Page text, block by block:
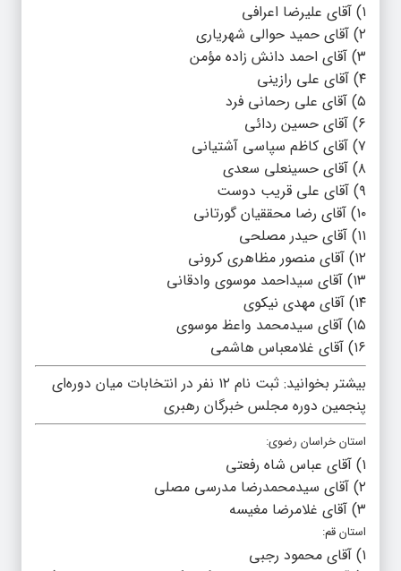
۱) آقای علیرضا اعرافی
۲) آقای حمید حوالی شهریاری
۳) آقای احمد دانش زاده مؤمن
۴) آقای علی رازینی
۵) آقای علی رحمانی فرد
۶) آقای حسین ردائی
۷) آقای کاظم سپاسی آشتیانی
۸) آقای حسینعلی سعدی
۹) آقای علی قریب دوست
۱۰) آقای رضا محققیان گورتانی
۱۱) آقای حیدر مصلحی
۱۲) آقای منصور مظاهری کرونی
۱۳) آقای سیداحمد موسوی وادقانی
۱۴) آقای مهدی نیکوی
۱۵) آقای سیدمحمد واعظ موسوی
۱۶) آقای غلامعباس هاشمی
بیشتر بخوانید:
ثبت نام ۱۲ نفر در انتخابات میان دوره‌ای
پنجمین دوره مجلس خبرگان رهبری
استان خراسان رضوی:
۱) آقای عباس شاه رفعتی
۲) آقای سیدمحمدرضا مدرسی مصلی
۳) آقای غلامرضا مغیسه
استان قم:
۱) آقای محمود رجبی